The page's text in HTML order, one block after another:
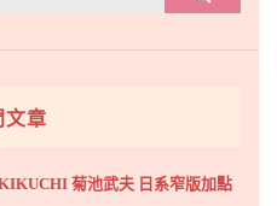
文章
菊池武夫 日系窄版加點